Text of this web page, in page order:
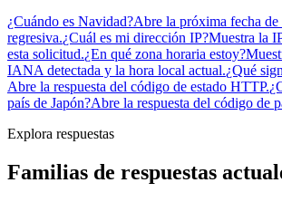
¿Cuándo es Navidad?Abre la próxima fecha
regresiva.¿Cuál es mi dirección IP?Muestra la
esta solicitud.¿En qué zona horaria estoy?
IANA detectada y la hora local actual.¿Qué
Abre la respuesta del código de estado HTTP.
país de Japón?Abre la respuesta del código de
Explora respuestas
Familias de respuestas